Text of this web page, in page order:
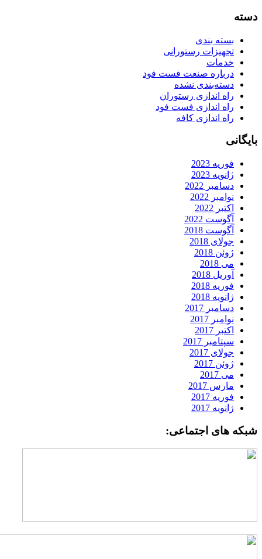
بسته بندی
تجهیزات رستورانی
خدمات
درباره صنعت فست فود
دسته‌بندی نشده
راه اندازی رستوران
راه اندازی فست فود
راه اندازی کافه
فوریه 2023
ژانویه 2023
دسامبر 2022
نوامبر 2022
اکتبر 2022
آگوست 2022
آگوست 2018
جولای 2018
ژوئن 2018
می 2018
آوریل 2018
فوریه 2018
ژانویه 2018
دسامبر 2017
نوامبر 2017
اکتبر 2017
سپتامبر 2017
جولای 2017
ژوئن 2017
می 2017
مارس 2017
فوریه 2017
ژانویه 2017
های اجتماعی: